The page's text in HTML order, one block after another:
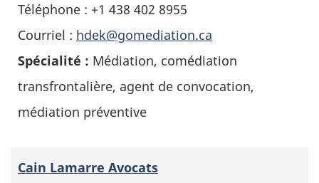
Téléphone : +1 438 402 8955
Courriel : hdek@gomediation.ca
Spécialité : Médiation, comédiation
transfrontalière, agent de convocation,
médiation préventive
Cain Lamarre Avocats